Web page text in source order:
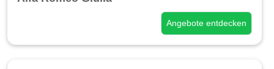
Angebote entdecken